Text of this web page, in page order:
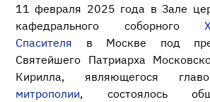
11 февраля 2025 года в Зале
кафедрального соборного
Спасителя в Москве под
Святейшего Патриарха
Кирилла, являющегося
митрополии, состоялось